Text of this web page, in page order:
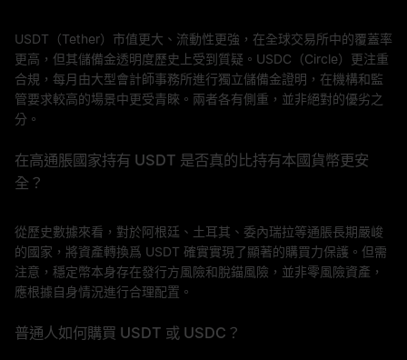
USDT（Tether）市值更大、流動性更強，在全球交易所中的覆蓋率
更高，但其儲備金透明度歷史上受到質疑。USDC（Circle）更注重
合規，每月由大型會計師事務所進行獨立儲備金證明，在機構和監
管要求較高的場景中更受青睞。兩者各有側重，並非絕對的優劣之
分。
在高通脹國家持有 USDT 是否真的比持有本國貨幣更安
全？
從歷史數據來看，對於阿根廷、土耳其、委內瑞拉等通脹長期嚴峻
的國家，將資產轉換爲 USDT 確實實現了顯著的購買力保護。但需
注意，穩定幣本身存在發行方風險和脫錨風險，並非零風險資產，
應根據自身情況進行合理配置。
普通人如何購買 USDT 或 USDC？